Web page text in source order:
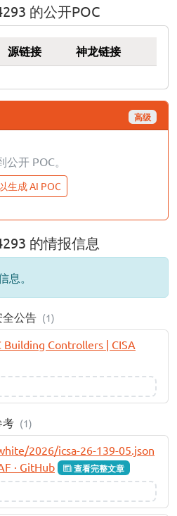
的公开POC
源链接 神龙链接
高级
公开 POC。
生成 AI POC
的情报信息
息。
全公告 (1)
Building Controllers | CISA
考 (1)
2026/icsa-26-139-05.json
· GitHub
查看完整文章